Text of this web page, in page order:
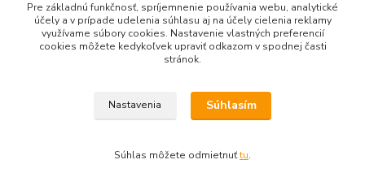
Rezač Premium bezpečnostný
Pre základnú funkčnosť, spríjemnenie používania webu, analytické
účely a v prípade udelenia súhlasu aj na účely cielenia reklamy
využívame súbory cookies. Nastavenie vlastných preferencií
cookies môžete kedykoľvek upraviť odkazom v spodnej časti
stránok.
Nastavenia Súhlasím
Súhlas môžete odmietnuťtu.